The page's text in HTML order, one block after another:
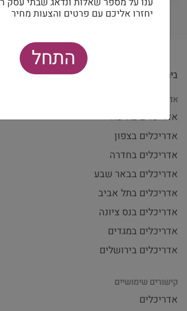
אדריכלים לפי עיר
אדריכלים בחיפה
אדריכלים בצפון
אדריכלים בחדרה
אדריכלים בבאר שבע
אדריכלים בתל אביב
אדריכלים בנס ציונה
אדריכלים במגדים
אדריכלים בירושלים
קישורים שימושיים
אדריכלים
יחזרו אליכם עם פרטים והצעות מחיר
התחל